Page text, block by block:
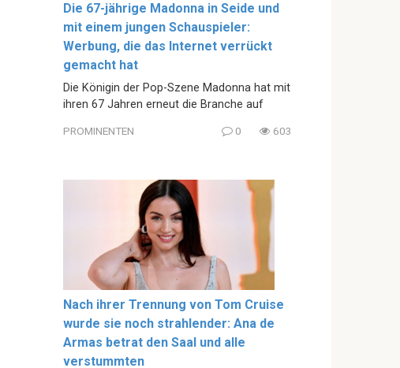
Die 67-jährige Madonna in Seide und
mit einem jungen Schauspieler:
Werbung, die das Internet verrückt
gemacht hat
Die Königin der Pop-Szene Madonna hat mit
ihren 67 Jahren erneut die Branche auf
PROMINENTEN 0 603
Nach ihrer Trennung von Tom Cruise
wurde sie noch strahlender: Ana de
Armas betrat den Saal und alle
verstummten